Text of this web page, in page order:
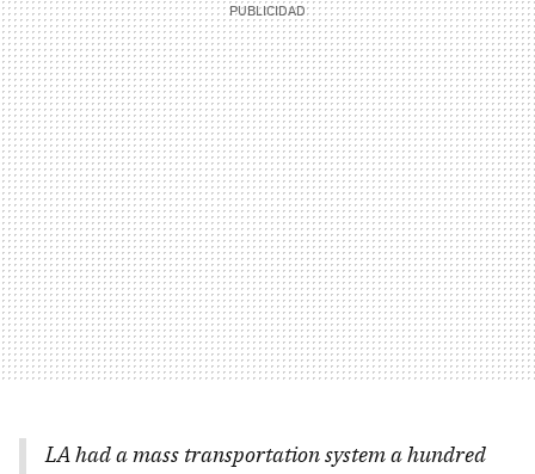
LA had a mass transportation system a hundred